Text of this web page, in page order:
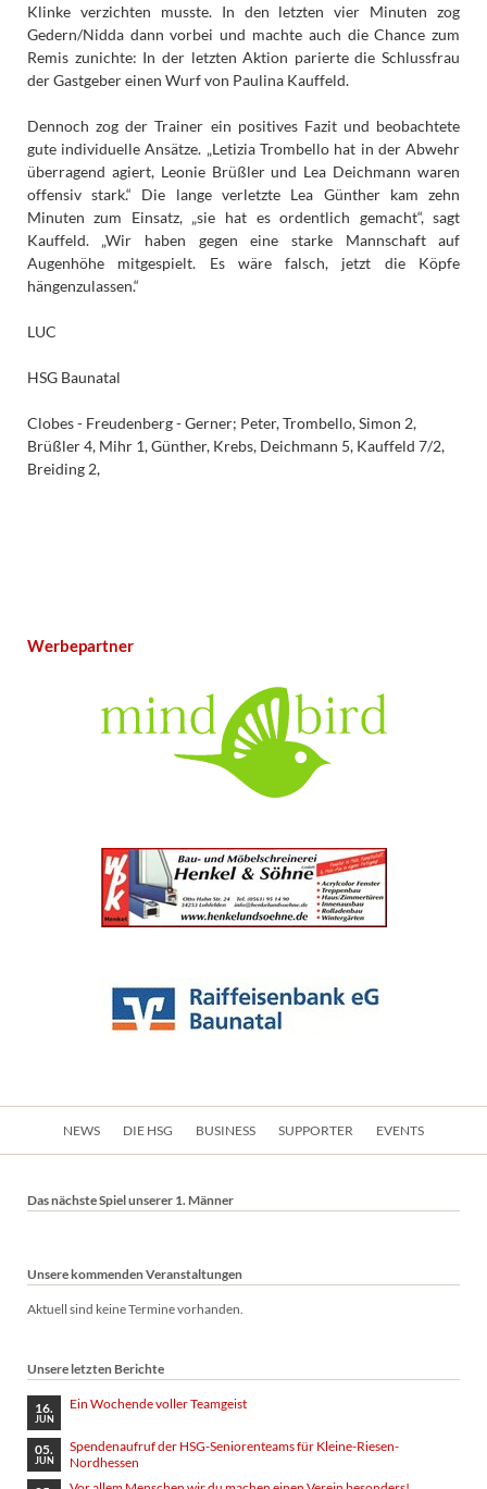
Klinke verzichten musste. In den letzten vier Minuten zog
Gedern/Nidda dann vorbei und machte auch die Chance zum
Remis zunichte: In der letzten Aktion parierte die Schlussfrau
der Gastgeber einen Wurf von Paulina Kauffeld.
Dennoch zog der Trainer ein positives Fazit und beobachtete
gute individuelle Ansätze. „Letizia Trombello hat in der Abwehr
überragend agiert, Leonie Brüßler und Lea Deichmann waren
offensiv stark.“ Die lange verletzte Lea Günther kam zehn
Minuten zum Einsatz, „sie hat es ordentlich gemacht“, sagt
Kauffeld. „Wir haben gegen eine starke Mannschaft auf
Augenhöhe mitgespielt. Es wäre falsch, jetzt die Köpfe
hängenzulassen.“
LUC
HSG Baunatal
Clobes - Freudenberg - Gerner; Peter, Trombello, Simon 2,
Brüßler 4, Mihr 1, Günther, Krebs, Deichmann 5, Kauffeld 7/2,
Breiding 2,
Werbepartner
NEWS DIE HSG BUSINESS SUPPORTER EVENTS
Das nächste Spiel unserer 1. Männer
Unsere kommenden Veranstaltungen
Aktuell sind keine Termine vorhanden.
Unsere letzten Berichte
16.
JUN
Ein Wochende voller Teamgeist
05.
JUN
Spendenaufruf der HSG-Seniorenteams für Kleine-Riesen-
Nordhessen